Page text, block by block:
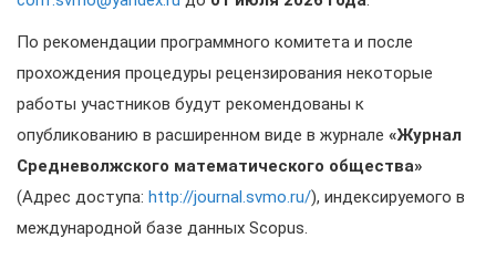
По рекомендации программного комитета и после
прохождения процедуры рецензирования некоторые
работы участников будут рекомендованы к
опубликованию в расширенном виде в журнале «Журнал
Средневолжского математического общества»
(Адрес доступа: http://journal.svmo.ru/), индексируемого в
международной базе данных Scopus.